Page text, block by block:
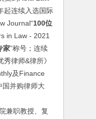
起连续入选国际
Journal“100位
in Law - 2021
家”称号；连续
律师&律所》
及Finance
国并购律师大
职教授、复